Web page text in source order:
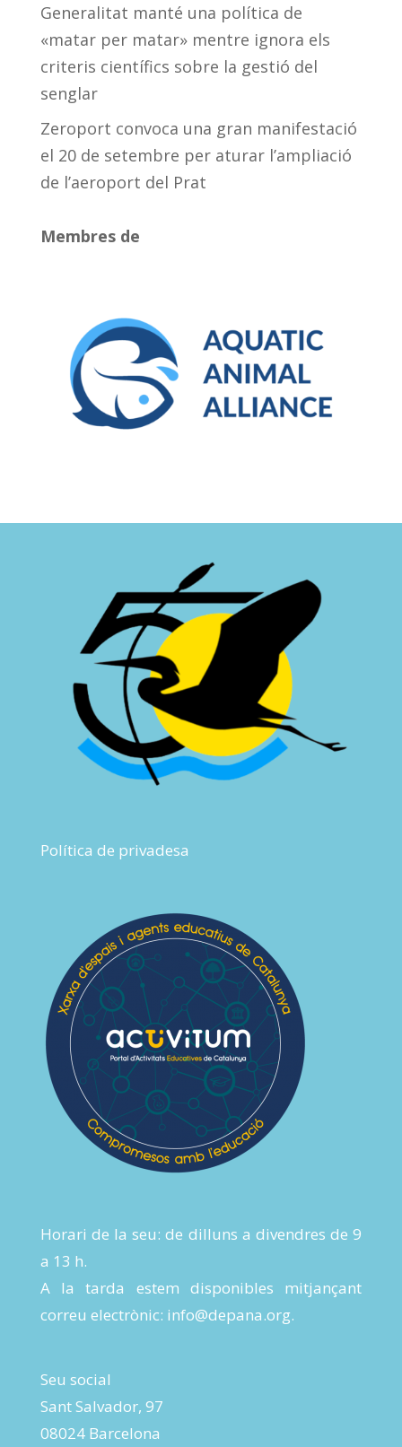
Generalitat manté una política de
«matar per matar» mentre ignora els
criteris científics sobre la gestió del
senglar
Zeroport convoca una gran manifestació
el 20 de setembre per aturar l’ampliació
de l’aeroport del Prat
Membres de
Política de privadesa
Horari de la seu: de dilluns a divendres de 9
a 13 h.
A la tarda estem disponibles mitjançant
correu electrònic: info@depana.org.
Seu social
Sant Salvador, 97
08024 Barcelona